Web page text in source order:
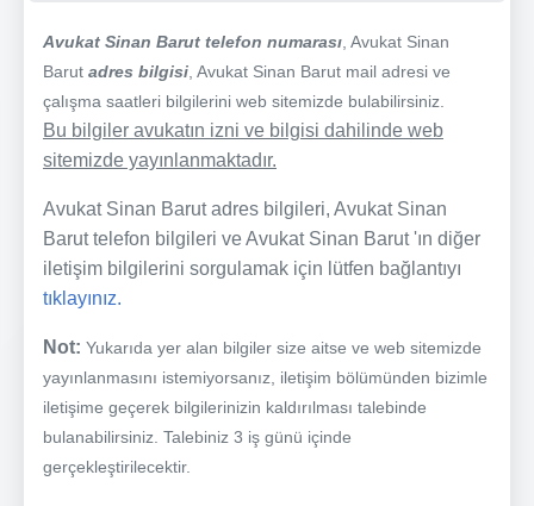
Avukat Sinan Barut telefon numarası , Avukat Sinan
Barut adres bilgisi , Avukat Sinan Barut mail adresi ve
çalışma saatleri bilgilerini web sitemizde bulabilirsiniz.
Bu bilgiler avukatın izni ve bilgisi dahilinde web
sitemizde yayınlanmaktadır.
Avukat Sinan Barut adres bilgileri, Avukat Sinan
Barut telefon bilgileri ve Avukat Sinan Barut 'ın diğer
iletişim bilgilerini sorgulamak için lütfen bağlantıyı
tıklayınız.
Not: Yukarıda yer alan bilgiler size aitse ve web sitemizde
yayınlanmasını istemiyorsanız, iletişim bölümünden bizimle
iletişime geçerek bilgilerinizin kaldırılması talebinde
bulanabilirsiniz. Talebiniz 3 iş günü içinde
gerçekleştirilecektir.